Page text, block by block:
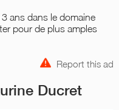
ans dans le domaine
pour de plus amples
Report this ad
Ducret